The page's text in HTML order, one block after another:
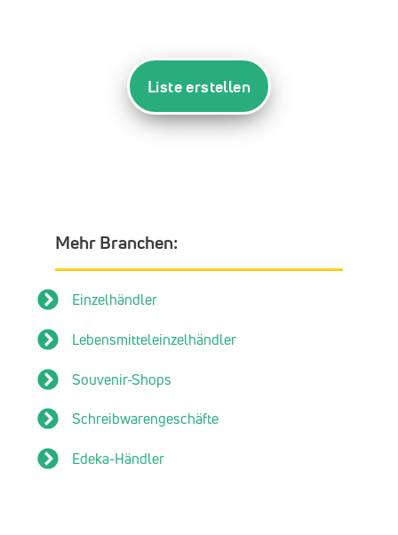
Liste erstellen
Mehr Branchen:
Einzelhändler
Lebensmitteleinzelhändler
Souvenir-Shops
Schreibwarengeschäfte
Edeka-Händler